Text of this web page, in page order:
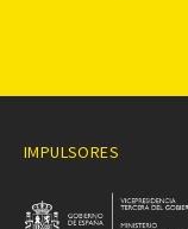
IMPULSORES